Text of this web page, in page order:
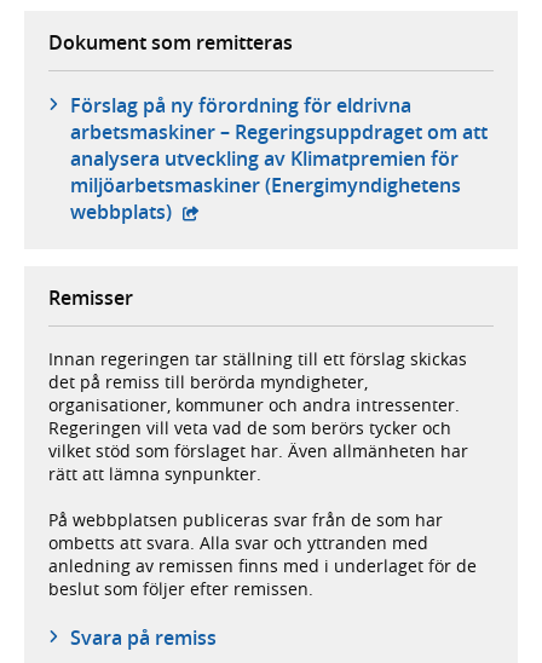
Dokument som remitteras
Förslag på ny förordning för eldrivna
arbetsmaskiner – Regeringsuppdraget om att
analysera utveckling av Klimatpremien för
miljöarbetsmaskiner (Energimyndighetens
webbplats) - extern webbplats,
Remisser
Innan regeringen tar ställning till ett förslag skickas
det på remiss till berörda myndigheter,
organisationer, kommuner och andra intressenter.
Regeringen vill veta vad de som berörs tycker och
vilket stöd som förslaget har. Även allmänheten har
rätt att lämna synpunkter.
På webbplatsen publiceras svar från de som har
ombetts att svara. Alla svar och yttranden med
anledning av remissen finns med i underlaget för de
beslut som följer efter remissen.
Svara på remiss